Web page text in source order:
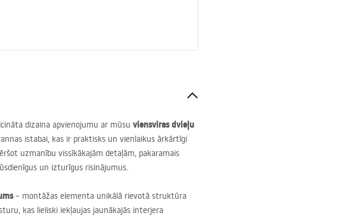
dizaina apvienojumu ar mūsu viensviras dvieļu
istabai, kas ir praktisks un vienlaikus ārkārtīgi
uzmanību vissīkākajām detaļām, pakaramais
un izturīgus risinājumus.
– montāžas elementa unikālā rievotā struktūra
kas lieliski iekļaujas jaunākajās interjera